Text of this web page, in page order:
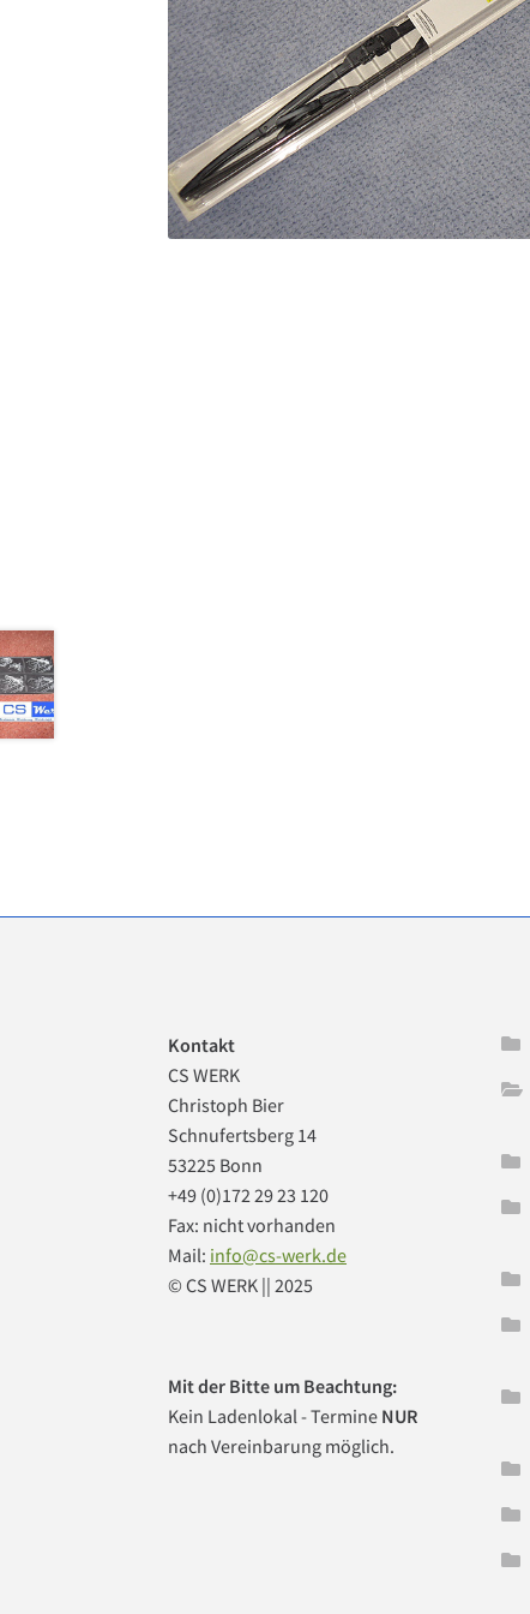
Kontakt
CS WERK
Christoph Bier
Schnufertsberg 14
53225 Bonn
+49 (0)172 29 23 120
Fax: nicht vorhanden
Mail: info@cs-werk.de
© CS WERK || 2025
Mit der Bitte um Beachtung:
Kein Ladenlokal - Termine NUR
nach Vereinbarung möglich.